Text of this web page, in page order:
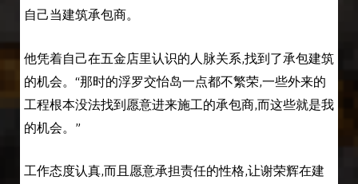
自己当建筑承包商。
他凭着自己在五金店里认识的人脉关系,找到了承包建筑
的机会。“那时的浮罗交怡岛一点都不繁荣,一些外来的
工程根本没法找到愿意进来施工的承包商,而这些就是我
的机会。”
工作态度认真,而且愿意承担责任的性格,让谢荣辉在建